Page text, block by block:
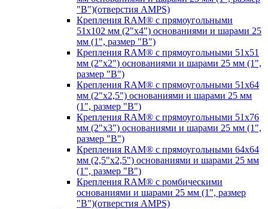
"B")(отверстия AMPS)
Крепления RAM® с прямоугольными
51х102 мм (2"х4") основаниями и шарами 25
мм (1", размер "B")
Крепления RAM® с прямоугольными 51х51
мм (2"х2") основаниями и шарами 25 мм (1",
размер "B")
Крепления RAM® с прямоугольными 51х64
мм (2"х2,5") основаниями и шарами 25 мм
(1", размер "B")
Крепления RAM® с прямоугольными 51х76
мм (2"х3") основаниями и шарами 25 мм (1",
размер "B")
Крепления RAM® с прямоугольными 64х64
мм (2,5"х2,5") основаниями и шарами 25 мм
(1", размер "B")
Крепления RAM® с ромбическими
основаниями и шарами 25 мм (1", размер
"B")(отверстия AMPS)